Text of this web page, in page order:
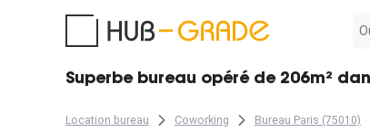
Superbe bureau opéré de 206m²
Location bureau Coworking Bureau Paris (75010)